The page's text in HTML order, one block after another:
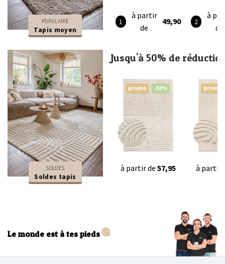
POPULAIRE
Tapis moyen
à partir
de
49,90
à
de
SOLDES
Soldes tapis
Jusqu'à 50% de
promo -33%
à partir de 57,95
promo
à partir
Le monde est à tes pieds